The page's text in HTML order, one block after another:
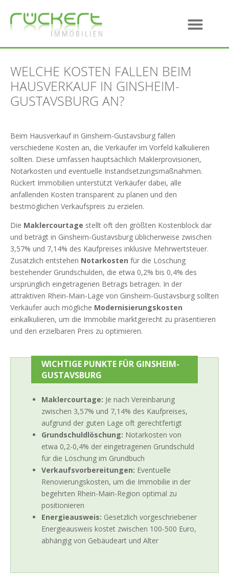
WELCHE KOSTEN FALLEN BEIM
HAUSVERKAUF IN GINSHEIM-
GUSTAVSBURG AN?
Beim Hausverkauf in Ginsheim-Gustavsburg fallen
verschiedene Kosten an, die Verkäufer im Vorfeld kalkulieren
sollten. Diese umfassen hauptsächlich Maklerprovisionen,
Notarkosten und eventuelle Instandsetzungsmaßnahmen.
Rückert Immobilien unterstützt Verkäufer dabei, alle
anfallenden Kosten transparent zu planen und den
bestmöglichen Verkaufspreis zu erzielen.
Die Maklercourtage stellt oft den größten Kostenblock dar
und beträgt in Ginsheim-Gustavsburg üblicherweise zwischen
3,57% und 7,14% des Kaufpreises inklusive Mehrwertsteuer.
Zusätzlich entstehen Notarkosten für die Löschung
bestehender Grundschulden, die etwa 0,2% bis 0,4% des
ursprünglich eingetragenen Betrags betragen. In der
attraktiven Rhein-Main-Lage von Ginsheim-Gustavsburg sollten
Verkäufer auch mögliche Modernisierungskosten
einkalkulieren, um die Immobilie marktgerecht zu präsentieren
und den erzielbaren Preis zu optimieren.
WICHTIGE PUNKTE FÜR GINSHEIM-
GUSTAVSBURG
Maklercourtage: Je nach Vereinbarung
zwischen 3,57% und 7,14% des Kaufpreises,
aufgrund der guten Lage oft gerechtfertigt
Grundschuldlöschung: Notarkosten von
etwa 0,2-0,4% der eingetragenen Grundschuld
für die Löschung im Grundbuch
Verkaufsvorbereitungen: Eventuelle
Renovierungskosten, um die Immobilie in der
begehrten Rhein-Main-Region optimal zu
positionieren
Energieausweis: Gesetzlich vorgeschriebener
Energieausweis kostet zwischen 100-500 Euro,
abhängig von Gebäudeart und Alter